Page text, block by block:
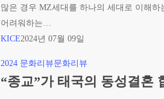
후
위
기
보
는
가
온
다.
많은 경우 MZ세대를 하나의 세대로 이해
어려워하는…
KICE2024년 07월 09일
“종
교”가
2024 문화리뷰문화리뷰
“종교”가 태국의 동성결혼